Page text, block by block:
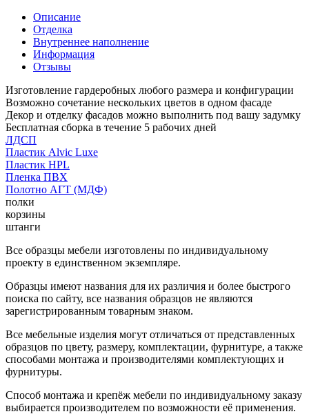
Описание
Отделка
Внутреннее наполнение
Информация
Отзывы
Изготовление гардеробных любого размера и конфигурации
Возможно сочетание нескольких цветов в одном фасаде
Декор и отделку фасадов можно выполнить под вашу задумку
Бесплатная сборка в течение 5 рабочих дней
ЛДСП
Пластик Alvic Luxe
Пластик HPL
Пленка ПВХ
Полотно АГТ (МДФ)
полки
корзины
штанги
Все образцы мебели изготовлены по индивидуальному
проекту в единственном экземпляре.
Образцы имеют названия для их различия и более быстрого
поиска по сайту, все названия образцов не являются
зарегистрированным товарным знаком.
Все мебельные изделия могут отличаться от представленных
образцов по цвету, размеру, комплектации, фурнитуре, а также
способами монтажа и производителями комплектующих и
фурнитуры.
Способ монтажа и крепёж мебели по индивидуальному заказу
выбирается производителем по возможности её применения.